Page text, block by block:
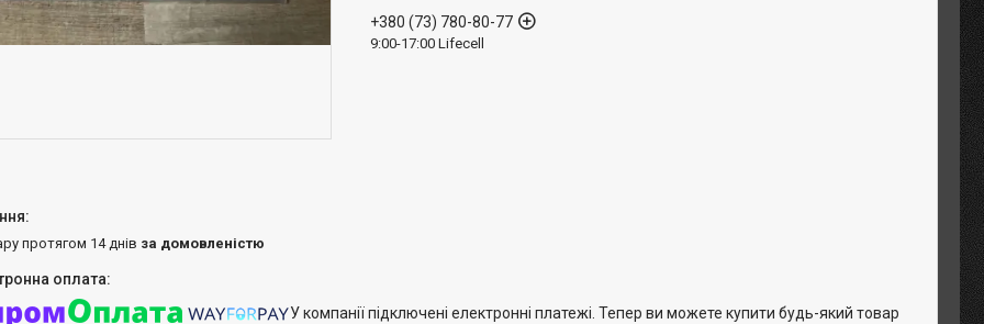
+380 (73) 780-80-77
9:00-17:00 Lifecell
протягом 14 днів за домовленістю
У компанії підключені електронні платежі. Тепер ви можете купити будь-який товар